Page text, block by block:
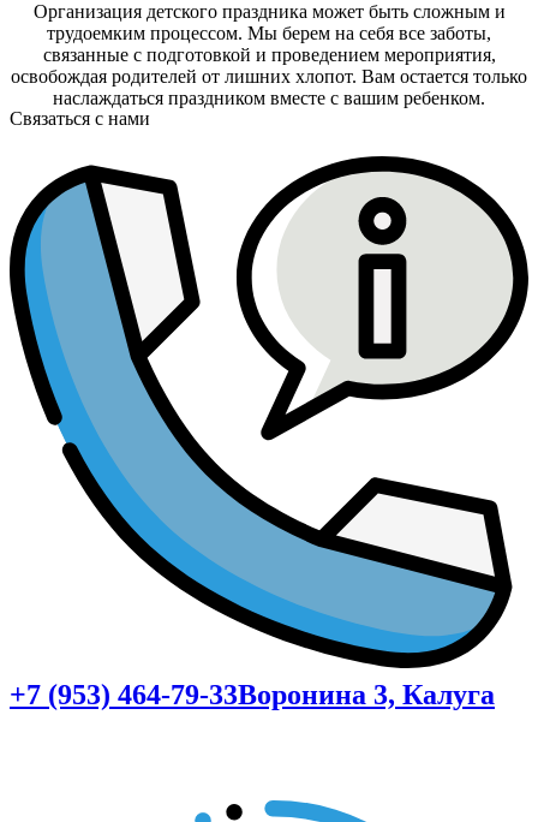
Организация детского праздника может быть сложным и
трудоемким процессом. Мы берем на себя все заботы,
связанные с подготовкой и проведением мероприятия,
освобождая родителей от лишних хлопот. Вам остается только
наслаждаться праздником вместе с вашим ребенком.
Связаться с нами
+7 (953) 464-79-33Воронина 3, Калуга